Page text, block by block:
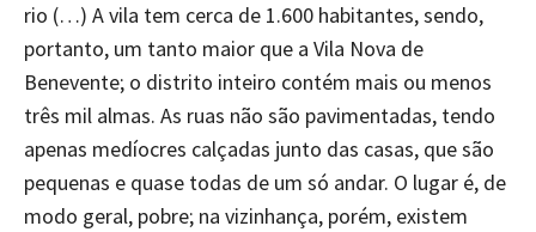
rio (…) A vila tem cerca de 1.600 habitantes, sendo,
portanto, um tanto maior que a Vila Nova de
Benevente; o distrito inteiro contém mais ou menos
três mil almas. As ruas não são pavimentadas, tendo
apenas medíocres calçadas junto das casas, que são
pequenas e quase todas de um só andar. O lugar é, de
modo geral, pobre; na vizinhança, porém, existem